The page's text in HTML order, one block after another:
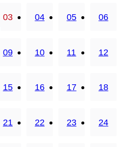
03 04 05 06
09 10 11 12
15 16 17 18
21 22 23 24